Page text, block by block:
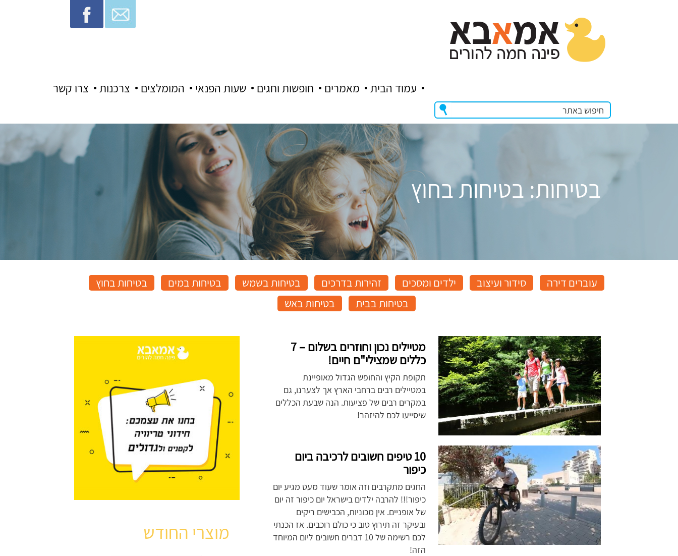
צרו קשר צרכנות המומלצים שעות הפנאי חופשות וחגים מאמרים עמוד הבית
בטיחות: בטיחות בחוץ
עוברים דירה סידור ועיצוב ילדים ומסכים זהירות בדרכים בטיחות בשמש בטיחות במים
בטיחות בחוץ
בטיחות בבית
בטיחות באש
מטיילים נכון וחוזרים בשלום – 7
כללים שמצילי"ם חיים!
תקופת הקיץ והחופש הגדול מאופיינת
במטיילים רבים ברחבי הארץ אך לצערנו, גם
במקרים רבים של פציעות. הנה שבעת הכללים
שיסייעו לכם להיזהר!
10 טיפים חשובים לרכיבה ביום
כיפור
החגים מתקרבים וזה אומר שעוד מעט מגיע יום
כיפור!!! להרבה ילדים בישראל יום כיפור זה יום
של אופניים. אין מכוניות, הכבישים ריקים
ובעיקר זה תירוץ טוב כי כולם רוכבים. אז הכנתי
לכם רשימה של 10 דברים חשובים ליום המיוחד
הזה!
מוצרי החודש